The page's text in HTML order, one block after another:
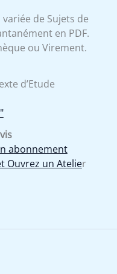
de Sujets de
en PDF.
ou Virement.
d’Etude
abonnement
Ouvrez un Atelier